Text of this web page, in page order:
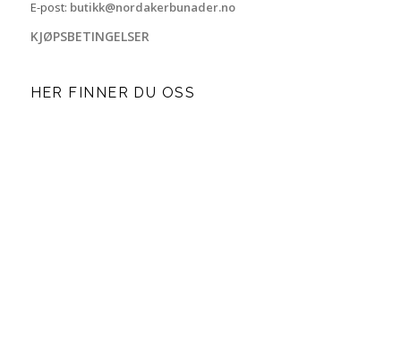
E-post: butikk@nordakerbunader.no
KJØPSBETINGELSER
HER FINNER DU OSS